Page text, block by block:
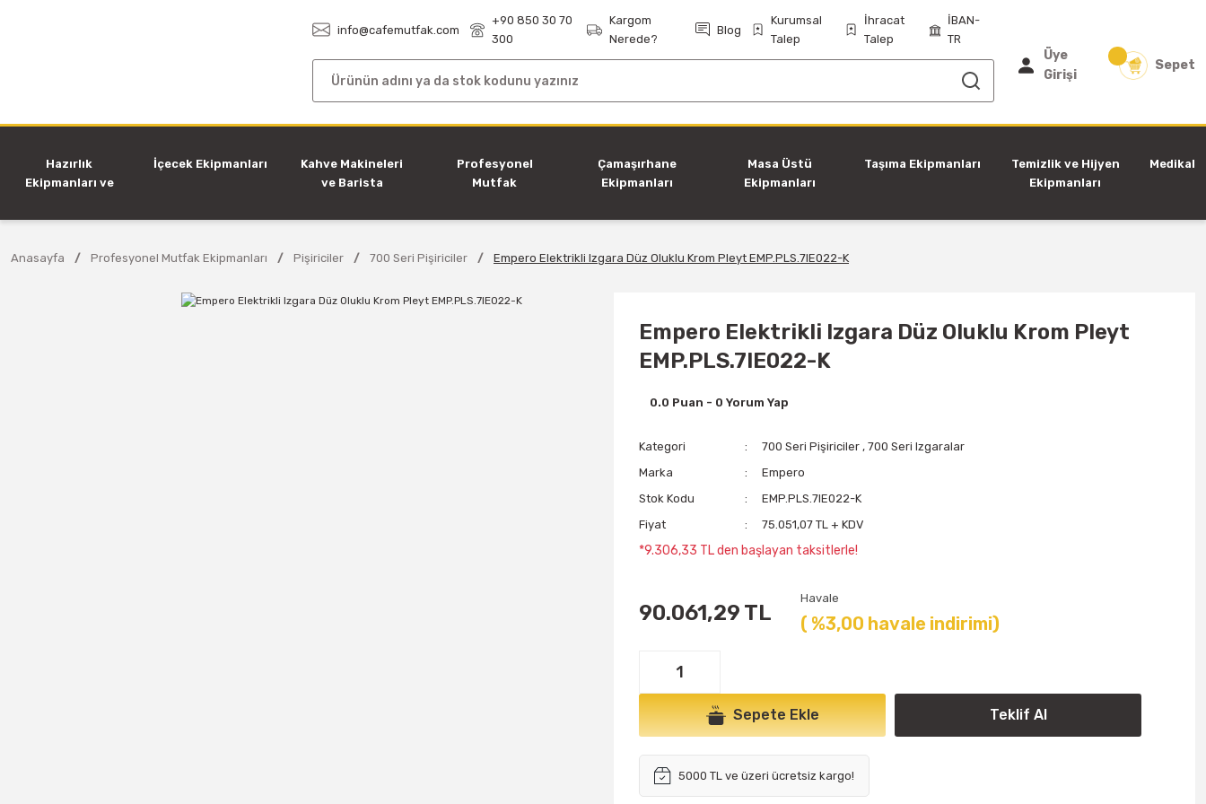
info@cafemutfak.com
+90 850 30 70
300
Kargom
Nerede?
Blog
Kurumsal
Talep
İhracat
Talep
İBAN-
TR
Üye
Girişi
Sepet
Hazırlık
Ekipmanları ve
İçecek Ekipmanları
Kahve Makineleri
ve Barista
Profesyonel
Mutfak
Çamaşırhane
Ekipmanları
Masa Üstü
Ekipmanları
Taşıma Ekipmanları
Temizlik ve Hijyen
Ekipmanları
Medikal
Anasayfa Profesyonel Mutfak Ekipmanları Pişiriciler 700 Seri Pişiriciler Empero Elektrikli Izgara Düz Oluklu Krom Pleyt EMP.PLS.7IE022-K
Empero Elektrikli Izgara Düz Oluklu Krom Pleyt
EMP.PLS.7IE022-K
0.0 Puan - 0 Yorum Yap
Kategori 700 Seri Pişiriciler ,700 Seri Izgaralar
Marka
Empero
Stok Kodu
EMP.PLS.7IE022-K
Fiyat
75.051,07 TL + KDV
*9.306,33 TL den başlayan taksitlerle!
90.061,29 TL
Havale
( %3,00 havale indirimi)
Sepete Ekle Teklif Al
5000 TL ve üzeri ücretsiz kargo!